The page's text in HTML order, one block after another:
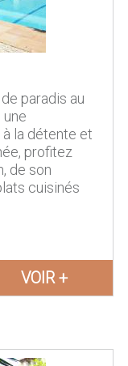
paradis au
la détente et
profitez
de son
cuisinés
VOIR +